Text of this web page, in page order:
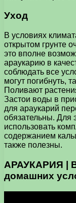
Уход
В условиях
открытом грунте
это вполне
араукарию в
соблюдать все
могут погибнуть,
Поливают
Застои воды в
для араукарий
обязательны. Для
использовать
содержанием
также полезны.
АРАУКАРИЯ |
домашних